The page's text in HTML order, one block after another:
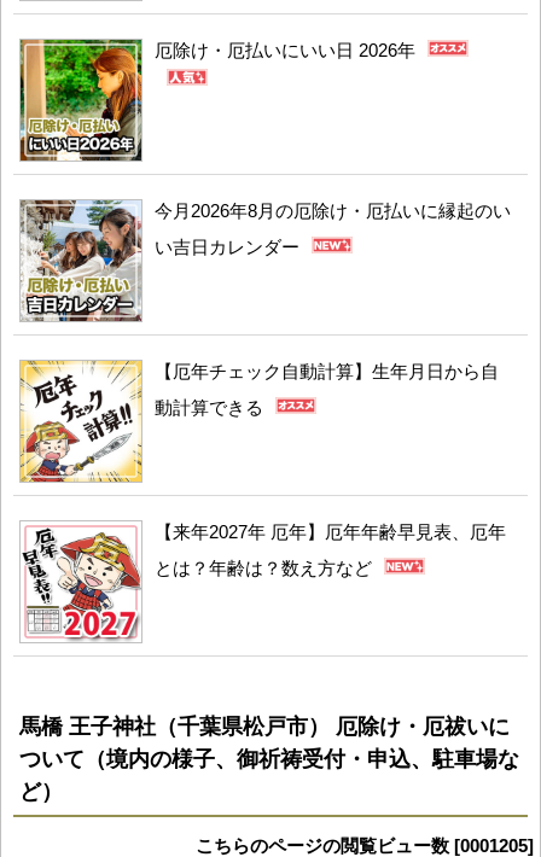
厄除け・厄払いにいい日 2026年
今月2026年8月の厄除け・厄払いに縁起のい
い吉日カレンダー
【厄年チェック自動計算】生年月日から自
動計算できる
【来年2027年 厄年】厄年年齢早見表、厄年
とは？年齢は？数え方など
馬橋 王子神社（千葉県松戸市） 厄除け・厄祓いに
ついて（境内の様子、御祈祷受付・申込、駐車場な
ど）
こちらのページの閲覧ビュー数 [0001205]